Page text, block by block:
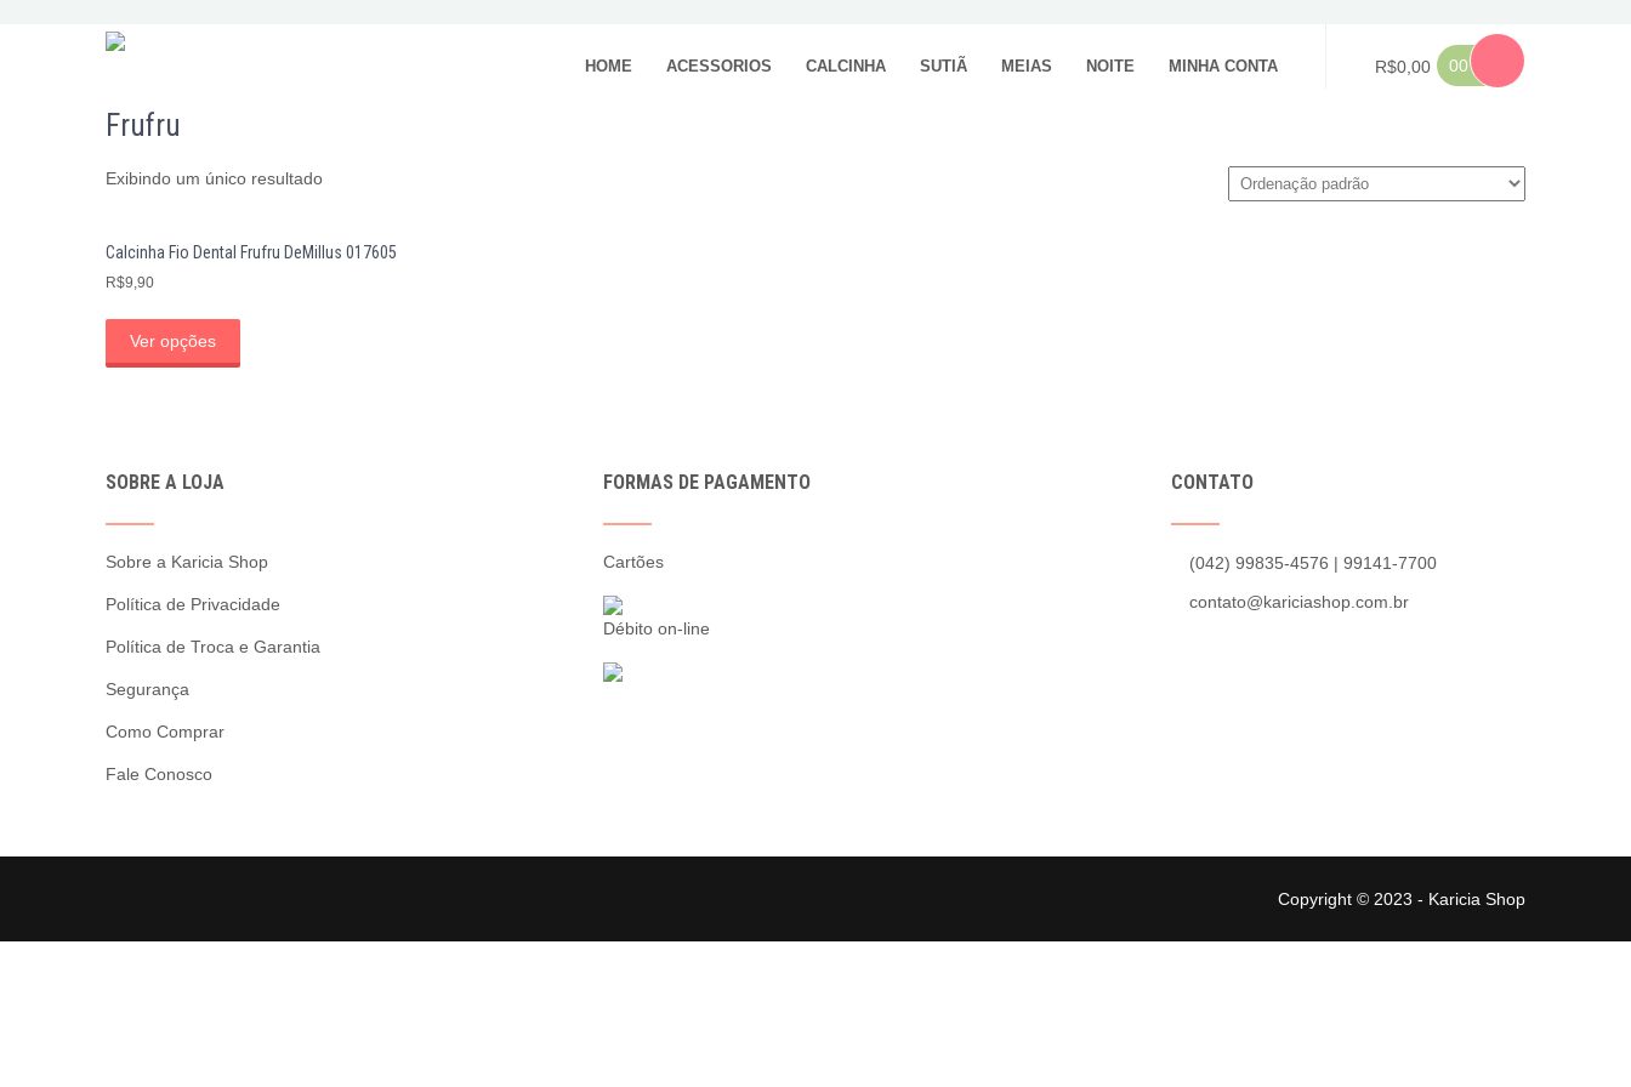
00
R$0,00
HOME ACESSORIOS CALCINHA SUTIÃ MEIAS NOITE MINHA CONTA
Frufru
Exibindo um único resultado
Calcinha Fio Dental Frufru DeMillus 017605
R$9,90
Ver opções
SOBRE A LOJA
Sobre a Karicia Shop
Política de Privacidade
Política de Troca e Garantia
Segurança
Como Comprar
Fale Conosco
FORMAS DE PAGAMENTO
Cartões
Débito on-line
CONTATO
(042) 99835-4576 | 99141-7700
contato@kariciashop.com.br
Copyright © 2023 - Karicia Shop